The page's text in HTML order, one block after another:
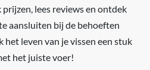
lees reviews en ontdek
aansluiten bij de behoeften
leven van je vissen een stuk
het juiste voer!